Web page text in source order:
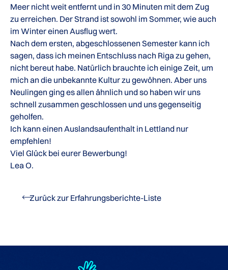
Meer nicht weit entfernt und in 30 Minuten mit dem Zug
zu erreichen. Der Strand ist sowohl im Sommer, wie auch
im Winter einen Ausflug wert.
Nach dem ersten, abgeschlossenen Semester kann ich
sagen, dass ich meinen Entschluss nach Riga zu gehen,
nicht bereut habe. Natürlich brauchte ich einige Zeit, um
mich an die unbekannte Kultur zu gewöhnen. Aber uns
Neulingen ging es allen ähnlich und so haben wir uns
schnell zusammen geschlossen und uns gegenseitig
geholfen.
Ich kann einen Auslandsaufenthalt in Lettland nur
empfehlen!
Viel Glück bei eurer Bewerbung!
Lea O.
Zurück zur Erfahrungsberichte-Liste